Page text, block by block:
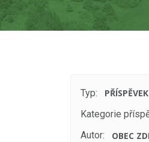
Typ:
Kategorie
Autor:
OBEC